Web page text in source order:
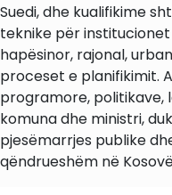
Suedi, dhe kualifikime
teknike për
hapësinor, rajonal,
proceset e planifikimit.
programore, politikave,
komuna dhe ministri,
pjesëmarrjes publike
qëndrueshëm në